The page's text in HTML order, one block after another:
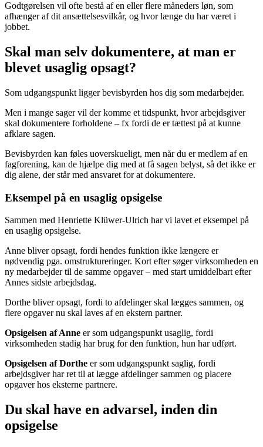
Godtgørelsen vil ofte bestå af en eller flere måneders løn, som
afhænger af dit ansættelsesvilkår, og hvor længe du har været i
jobbet.
Skal man selv dokumentere, at man er
blevet usaglig opsagt?
Som udgangspunkt ligger bevisbyrden hos dig som medarbejder.
Men i mange sager vil der komme et tidspunkt, hvor arbejdsgiver
skal dokumentere forholdene – fx fordi de er tættest på at kunne
afklare sagen.
Bevisbyrden kan føles uoverskueligt, men når du er medlem af en
fagforening, kan de hjælpe dig med at få sagen belyst, så det ikke er
dig alene, der står med ansvaret for at dokumentere.
Eksempel på en usaglig opsigelse
Sammen med Henriette Klüwer-Ulrich har vi lavet et eksempel på
en usaglig opsigelse.
Anne bliver opsagt, fordi hendes funktion ikke længere er
nødvendig pga. omstruktureringer. Kort efter søger virksomheden en
ny medarbejder til de samme opgaver – med start umiddelbart efter
Annes sidste arbejdsdag.
Dorthe bliver opsagt, fordi to afdelinger skal lægges sammen, og
flere opgaver nu skal laves af en ekstern partner.
Opsigelsen af Anne er som udgangspunkt usaglig, fordi
virksomheden stadig har brug for den funktion, hun har udført.
Opsigelsen af Dorthe er som udgangspunkt saglig, fordi
arbejdsgiver har ret til at lægge afdelinger sammen og placere
opgaver hos eksterne partnere.
Du skal have en advarsel, inden din
opsigelse